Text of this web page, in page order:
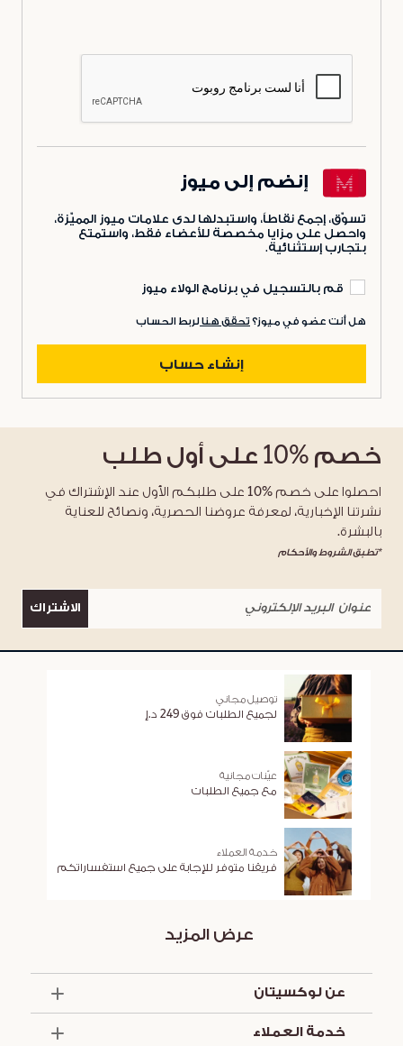
إنضم إلى ميوز
تسوّق، إجمع نقاطاً، واستبدلها لدى علامات ميوز المميّزة،
واحصل على مزايا مخصصة للأعضاء فقط، واستمتع
بتجارب إستثنائية.
قم بالتسجيل في برنامج الولاء ميوز
هل أنت عضو في ميوز؟ تحقق هنا لربط الحساب
إنشاء حساب
خصم %10 على أول طلب
احصلوا على خصم %10 على طلبكم الأول عند الإشتراك في
نشرتنا الإخبارية، لمعرفة عروضنا الحصرية، ونصائح للعناية
بالبشرة.
*تطبق الشروط والأحكام
الاشتراك
توصيل مجاني
لجميع الطلبات فوق 249 د.إ
عيّنات مجانية
مع جميع الطلبات
خدمة العملاء
فريقنا متوفر للإجابة على جميع استفساراتكم
عرض المزيد
عن لوكسيتان
خدمة العملاء